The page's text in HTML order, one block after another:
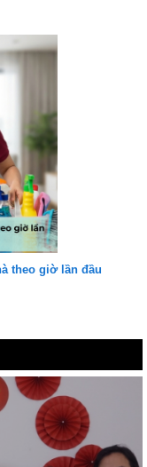
theo giờ lần đầu